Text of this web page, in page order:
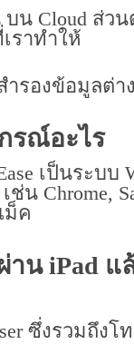
น Cloud ส่ว
ราทำให้
รองข้อมูลต่า
รณ์อะไร
เป็นระบบ
น Chrome,
ม็ค
น iPad
ซึ่งรวมถึง